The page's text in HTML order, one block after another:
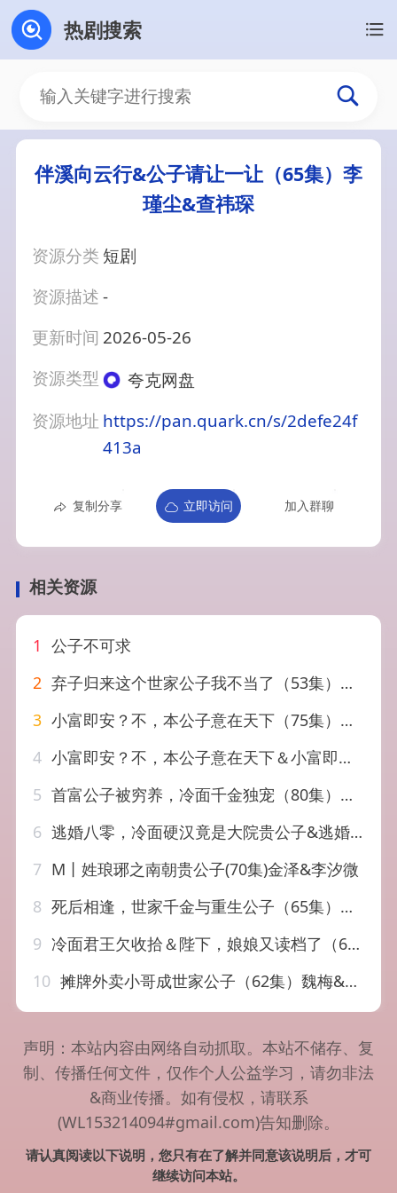
热剧搜索
伴溪向云行&公子请让一让（65集）李
瑾尘&查祎琛
资源分类 短剧
资源描述-
更新时间 2026-05-26
资源类型
夸克网盘
资源地址 https://pan.quark.cn/s/2defe24f
413a
复制分享 立即访问 加入群聊
相关资源
1 公子不可求
2 弃子归来这个世家公子我不当了（53集）魏伯祥&孙艺芯
3 小富即安？不，本公子意在天下（75集）马瑞泽＆林嘉慧
4 小富即安？不，本公子意在天下＆小富即安不本公子意在天下（75集）马瑞泽＆林嘉慧
5 首富公子被穷养，冷面千金独宠（80集）郭建清＆郭怡凡
6 逃婚八零，冷面硬汉竟是大院贵公子&逃婚八零冷面硬汉竟是大院贵公子（80集）李卓扬＆徐小舒
7 M丨姓琅琊之南朝贵公子(70集)金泽&李汐微
8 死后相逢，世家千金与重生公子（65集）千歆&李世鑫
9 冷面君王欠收拾＆陛下，娘娘又读档了（62集）彬彬＆丁公子
10 摊牌外卖小哥成世家公子（62集）魏梅&席乐&于介平
声明：本站内容由网络自动抓取。本站不储存、复
制、传播任何文件，仅作个人公益学习，请勿非法
&商业传播。如有侵权，请联系
(WL153214094#gmail.com)告知删除。
请认真阅读以下说明，您只有在了解并同意该说明后，才可
继续访问本站。